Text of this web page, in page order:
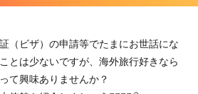
（ビザ）の申請等でたまにお世話にな
とは少ないですが、海外旅行好きなら
て興味ありませんか？